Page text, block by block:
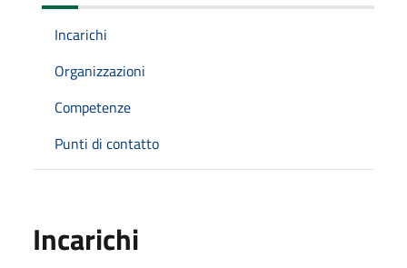
Incarichi
Organizzazioni
Competenze
Punti di contatto
Incarichi